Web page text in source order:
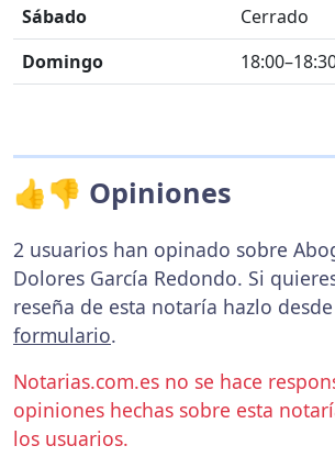
Sábado
Cerrado
Domingo
👍👎 Opiniones
2 usuarios han opinado sobre
Dolores García Redondo. Si
reseña de esta notaría hazlo
formulario.
Notarias.com.es no se hace
opiniones hechas sobre esta
los usuarios.